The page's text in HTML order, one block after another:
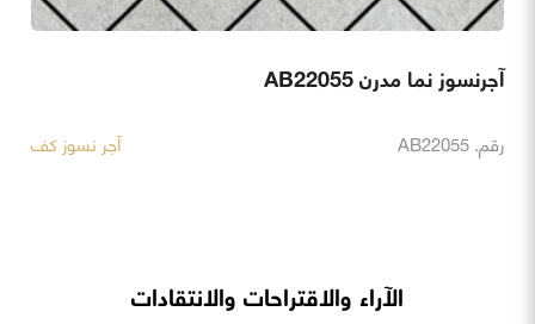
آجرنسوز نما مدرن AB22055
رقم. AB22055 آجر نسوز کف
الآراء والاقتراحات والانتقادات